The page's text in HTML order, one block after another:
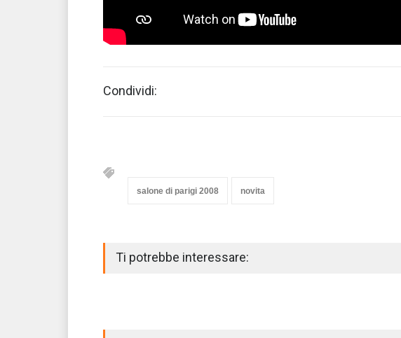
Condividi:
salone di parigi 2008 novita
Ti potrebbe interessare: